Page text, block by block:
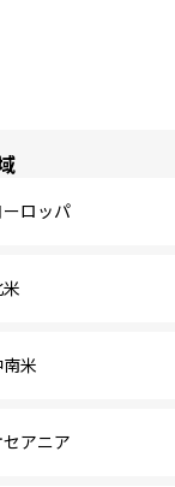
ーロッパ
南米
セアニア